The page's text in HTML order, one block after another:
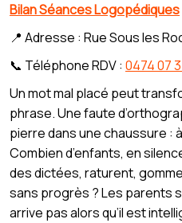
Bilan Séances Logopédiques
📍 Adresse : Rue Sous les
📞 Téléphone RDV : 0474 07
Un mot mal placé peut
phrase. Une faute
pierre dans une chaussure :
Combien d’enfants, en
des dictées, raturent,
sans progrès ? Les parents
arrive pas alors qu’il est